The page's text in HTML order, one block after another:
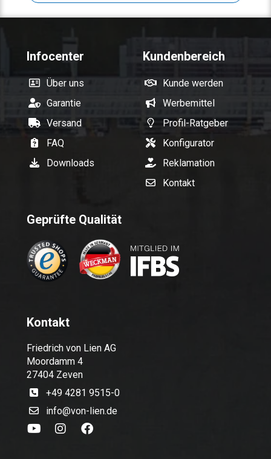
Infocenter
Über uns
Garantie
Versand
FAQ
Downloads
Kundenbereich
Kunde werden
Werbemittel
Profil-Ratgeber
Konfigurator
Reklamation
Kontakt
Geprüfte Qualität
Kontakt
Friedrich von Lien AG
Moordamm 4
27404 Zeven
+49 4281 9515-0
info@von-lien.de